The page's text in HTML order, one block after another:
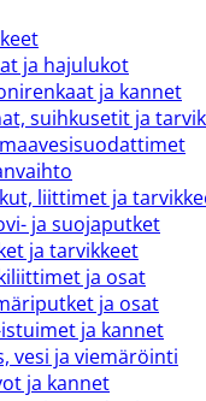
ja hajulukot
ja kannet
suihkusetit ja
liittimet ja
ja suojaputket
ja tarvikkeet
ja osat
ja osat
istuimet ja kannet
vesi ja viemäröinti
ja kannet